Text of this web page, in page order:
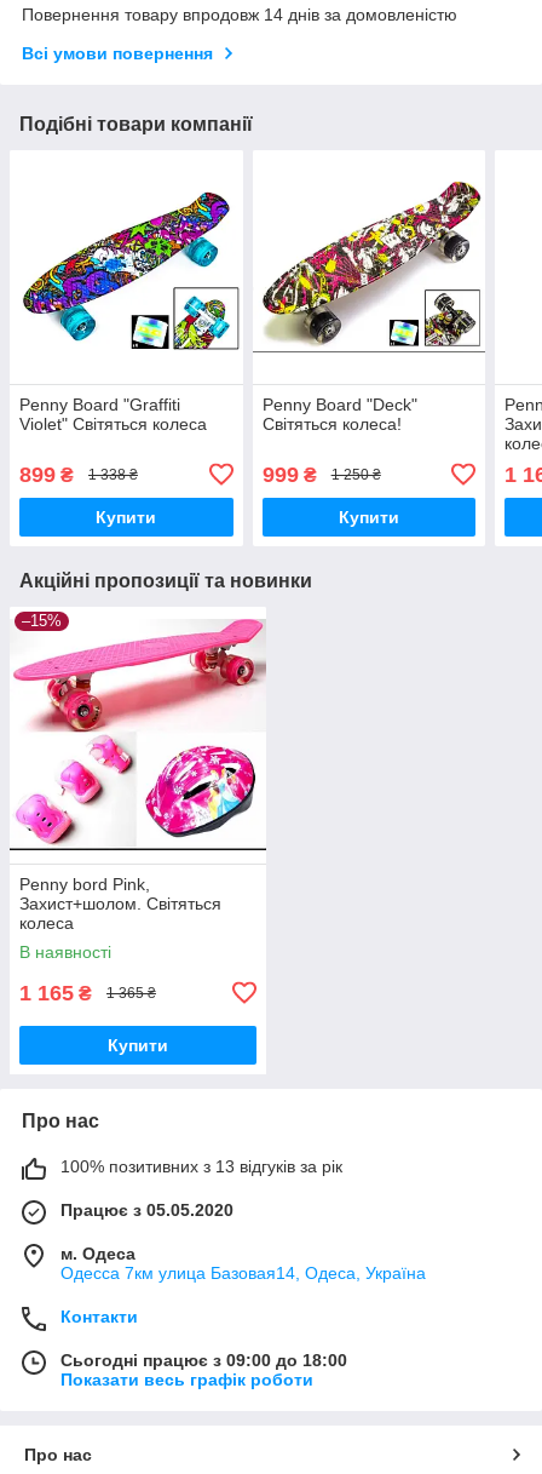
Повернення товару впродовж 14 днів за домовленістю
Всі умови повернення
Подібні товари компанії
Penny Board "Graffiti
Violet" Світяться колеса
899 ₴ 1 338 ₴
Купити
Penny Board "Deck"
Світяться колеса!
999₴ 1 250 ₴
Купити
1
Акційні пропозиції та новинки
–15%
Penny bord Pink,
Захист+шолом. Світяться
колеса
В наявності
1 165 ₴ 1 365 ₴
Купити
Про нас
100% позитивних з 13 відгуків за рік
Працює з 05.05.2020
м. Одеса
Одесса 7км улица Базовая14, Одеса, Україна
Контакти
Сьогодні працює з 09:00 до 18:00
Показати весь графік роботи
Про нас